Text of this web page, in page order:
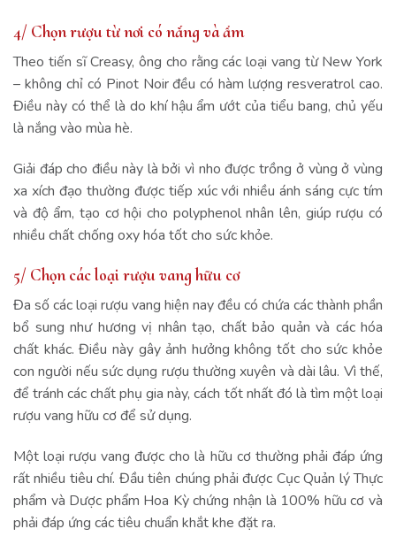
4/ Chọn rượu từ nơi có nắng và ẩm
Theo tiến sĩ Creasy, ông cho rằng các loại vang từ New York
– không chỉ có Pinot Noir đều có hàm lượng resveratrol cao.
Điều này có thể là do khí hậu ẩm ướt của tiểu bang, chủ yếu
là nắng vào mùa hè.
Giải đáp cho điều này là bởi vì nho được trồng ở vùng ở vùng
xa xích đạo thường được tiếp xúc với nhiều ánh sáng cực tím
và độ ẩm, tạo cơ hội cho polyphenol nhân lên, giúp rượu có
nhiều chất chống oxy hóa tốt cho sức khỏe.
5/ Chọn các loại rượu vang hữu cơ
Đa số các loại rượu vang hiện nay đều có chứa các thành phần
bổ sung như hương vị nhân tạo, chất bảo quản và các hóa
chất khác. Điều này gây ảnh hưởng không tốt cho sức khỏe
con người nếu sức dụng rượu thường xuyên và dài lâu. Vì thế,
để tránh các chất phụ gia này, cách tốt nhất đó là tìm một loại
rượu vang hữu cơ để sử dụng.
Một loại rượu vang được cho là hữu cơ thường phải đáp ứng
rất nhiều tiêu chí. Đầu tiên chúng phải được Cục Quản lý Thực
phẩm và Dược phẩm Hoa Kỳ chứng nhận là 100% hữu cơ và
phải đáp ứng các tiêu chuẩn khắt khe đặt ra.